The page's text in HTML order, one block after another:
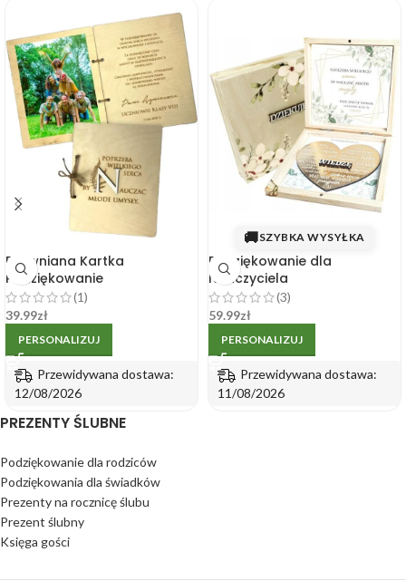
Drewniana Kartka
Podziękowanie
Personalizowana dla
Nauczyciela
(1)
39.99zł
PERSONALIZUJ
Przewidywana dostawa:
12/08/2026
🚚SZYBKA WYSYŁKA
Podziękowanie dla
Nauczyciela
Personalizowane Drewniane
Pudełko ze Złotym Sercem
(3)
59.99zł
PERSONALIZUJ
Przewidywana dostawa:
11/08/2026
PREZENTY ŚLUBNE
Podziękowanie dla rodziców
Podziękowania dla świadków
Prezenty na rocznicę ślubu
Prezent ślubny
Księga gości